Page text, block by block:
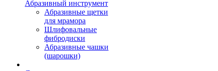
Абразивный инструмент
Абразивные щетки
для мрамора
Шлифовальные
фибродиски
Абразивные чашки
(шарошки)